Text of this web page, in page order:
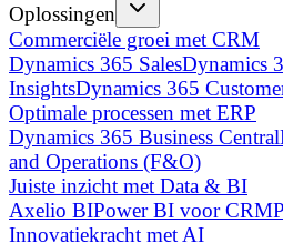
Oplossingen
Commerciële groei met CRM
Dynamics 365 SalesDynamics
InsightsDynamics 365
Optimale processen met ERP
Dynamics 365 Business Central
and Operations (F&O)
Juiste inzicht met Data & BI
Axelio BIPower BI voor CRM
Innovatiekracht met AI